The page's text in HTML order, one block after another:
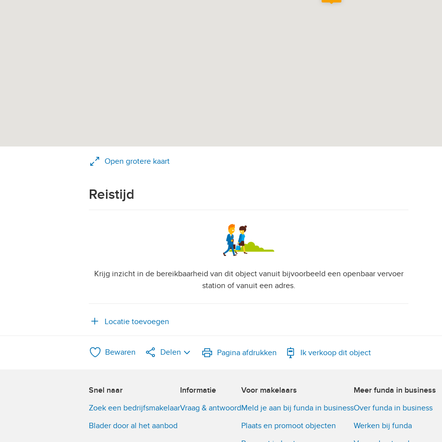
Open grotere kaart
Reistijd
Krijg inzicht in de bereikbaarheid van dit object vanuit bijvoorbeeld een openbaar vervoer
station of vanuit een adres.
Locatie toevoegen
Bewaren Delen Pagina afdrukken Ik verkoop dit object
Snel naar
Zoek een bedrijfsmakelaar
Blader door al het aanbod
Informatie
Vraag & antwoord
Voor makelaars
Meld je aan bij funda in business
Plaats en promoot objecten
Meer funda in business
Over funda in business
Werken bij funda